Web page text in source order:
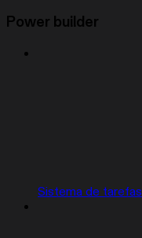
Power builder
Sistema de tarefas